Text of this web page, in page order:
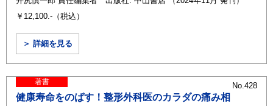
￥12,100.-（税込）
＞ 詳細を見る
著書 No.428
健康寿命をのばす！整形外科医のカラダの痛み相